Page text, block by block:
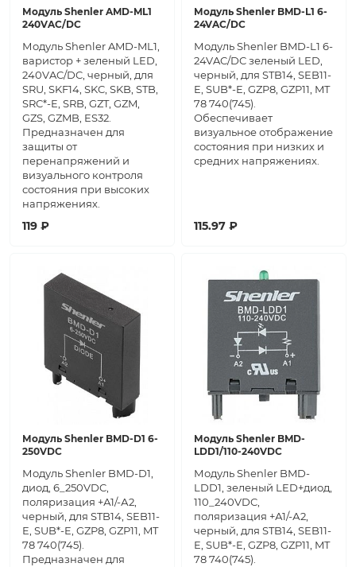
Модуль Shenler AMD-ML1
240VAC/DC
Модуль Shenler AMD-ML1,
варистор + зеленый LED,
240VAC/DC, черный, для
SRU, SKF14, SKC, SKB, STB,
SRC*-E, SRB, GZT, GZM,
GZS, GZMB, ES32.
Предназначен для
защиты от
перенапряжений и
визуального контроля
состояния при высоких
напряжениях.
119 ₽
Модуль Shenler BMD-L1 6-
24VAC/DC
Модуль Shenler BMD-L1 6-
24VAC/DC зеленый LED,
черный, для STB14, SEB11-
E, SUB*-E, GZP8, GZP11, MT
78 740(745).
Обеспечивает
визуальное отображение
состояния при низких и
средних напряжениях.
115.97 ₽
Модуль Shenler BMD-D1 6-
250VDC
Модуль Shenler BMD-D1,
диод, 6_250VDC,
поляризация +А1/-А2,
черный, для STB14, SEB11-
E, SUB*-E, GZP8, GZP11, MT
78 740(745).
Предназначен для
Модуль Shenler BMD-
LDD1/110-240VDC
Модуль Shenler BMD-
LDD1, зеленый LED+диод,
110_240VDC,
поляризация +А1/-А2,
черный, для STB14, SEB11-
E, SUB*-E, GZP8, GZP11, MT
78 740(745).